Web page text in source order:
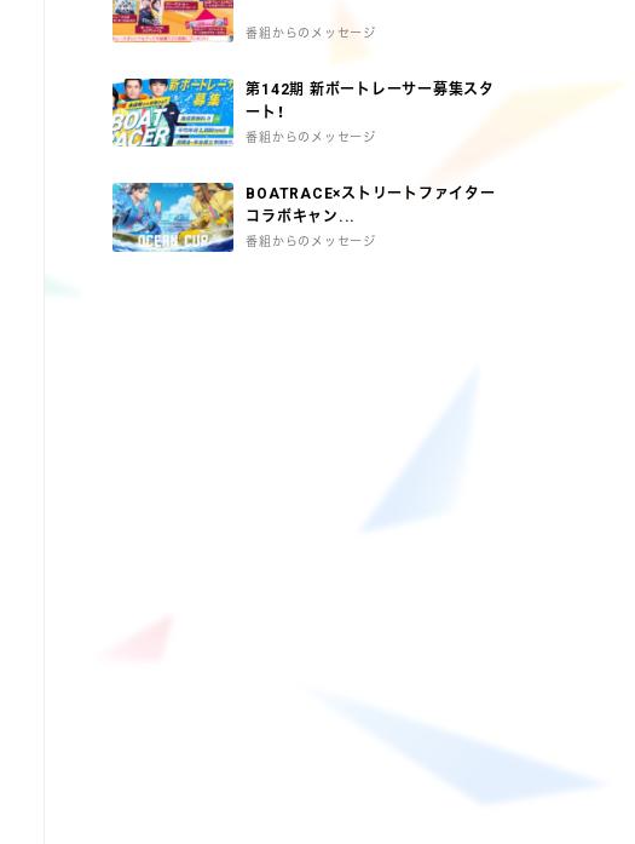
番組からのメッセージ
第142期 新ボートレーサー募集スタ
ート！
番組からのメッセージ
BOATRACE×ストリートファイター
コラボキャン...
番組からのメッセージ